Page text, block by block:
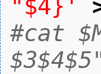
"$4}'
#cat